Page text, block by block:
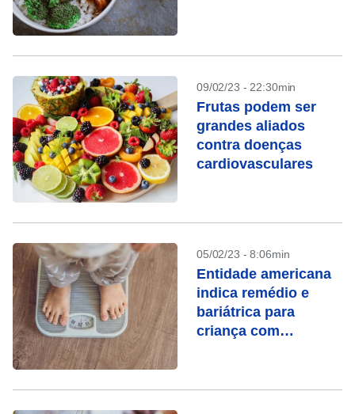
09/02/23 - 22:30min
Frutas podem ser
grandes aliados
contra doenças
cardiovasculares
05/02/23 - 8:06min
Entidade americana
indica remédio e
bariátrica para
criança com